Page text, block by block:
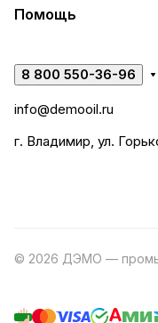
Помощь
8 800 550-36-96
info@demooil.ru
г. Владимир, ул.
© 2026 ДЭМО —